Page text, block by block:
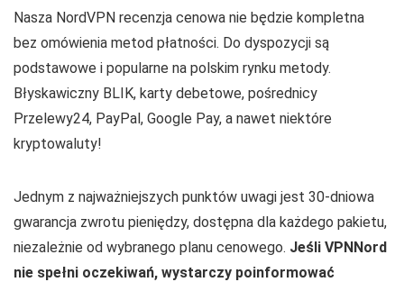
Nasza NordVPN recenzja cenowa nie będzie kompletna
bez omówienia metod płatności. Do dyspozycji są
podstawowe i popularne na polskim rynku metody.
Błyskawiczny BLIK, karty debetowe, pośrednicy
Przelewy24, PayPal, Google Pay, a nawet niektóre
kryptowaluty!
Jednym z najważniejszych punktów uwagi jest 30-dniowa
gwarancja zwrotu pieniędzy, dostępna dla każdego pakietu,
niezależnie od wybranego planu cenowego. Jeśli VPNNord
nie spełni oczekiwań, wystarczy poinformować